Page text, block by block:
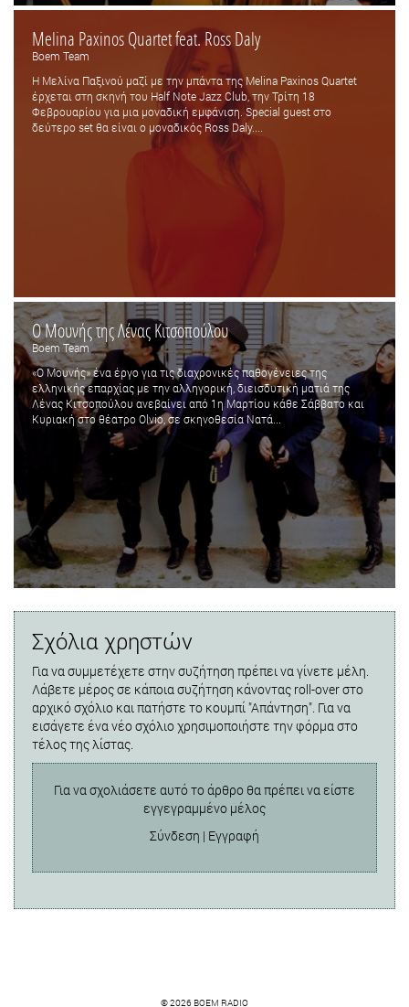
Melina Paxinos Quartet feat. Ross Daly
Boem Team
Η Μελίνα Παξινού μαζί με την μπάντα της Melina Paxinos Quartet
έρχεται στη σκηνή του Half Note Jazz Club, την Τρίτη 18
Φεβρουαρίου για μια μοναδική εμφάνιση. Special guest στο
δεύτερο set θα είναι ο μοναδικός Ross Daly....
Ο Μουνής της Λένας Κιτσοπούλου
Boem Team
«Ο Μουνής» ένα έργο για τις διαχρονικές παθογένειες της
ελληνικής επαρχίας με την αλληγορική, διεισδυτική ματιά της
Λένας Κιτσοπούλου ανεβαίνει από 1η Μαρτίου κάθε Σάββατο και
Κυριακή στο θέατρο Olvio, σε σκηνοθεσία Νατά...
Σχόλια χρηστών
Για να συμμετέχετε στην συζήτηση πρέπει να γίνετε μέλη.
Λάβετε μέρος σε κάποια συζήτηση κάνοντας roll-over στο
αρχικό σχόλιο και πατήστε το κουμπί "Απάντηση". Για να
εισάγετε ένα νέο σχόλιο χρησιμοποιήστε την φόρμα στο
τέλος της λίστας.
Για να σχολιάσετε αυτό το άρθρο θα πρέπει να είστε
εγγεγραμμένο μέλος
Σύνδεση | Εγγραφή
© 2026 BOEM RADIO